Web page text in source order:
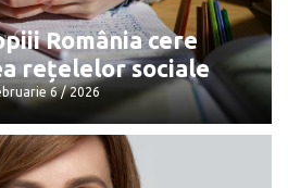
România cere
rețelelor sociale
6 / 2026